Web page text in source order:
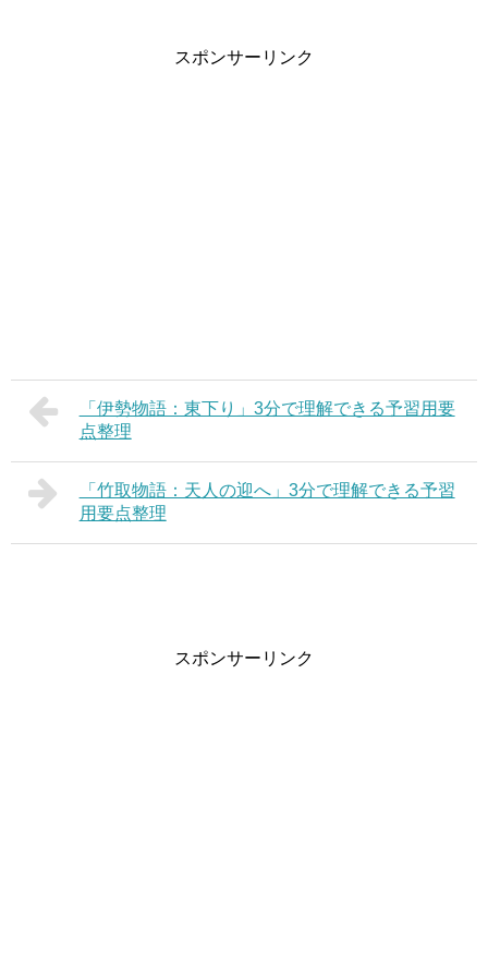
スポンサーリンク
「伊勢物語：東下り」3分で理解できる予習用要
点整理
「竹取物語：天人の迎へ」3分で理解できる予習
用要点整理
スポンサーリンク